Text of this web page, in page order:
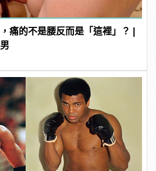
痛的不是腰反而是「這裡」？ |